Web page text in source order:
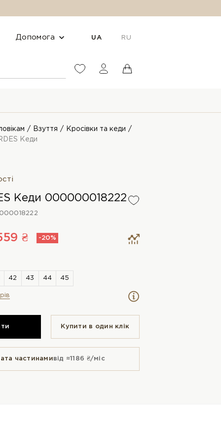
Допомога UA RU
Взуття
Кросівки та кеди
Кеди
Кеди 000000018222
₴ -20%
Купити в один клiк
частинамивід ≈1186 ₴/міс